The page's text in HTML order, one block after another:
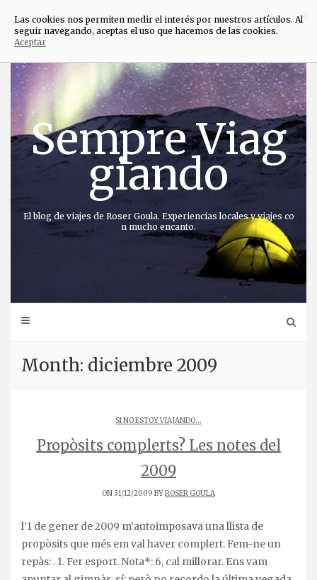
contenido
Sempre Viag
giando
El blog de viajes de Roser Goula. Experiencias locales y viajes co
n mucho encanto.
Month: diciembre 2009
SI NO ESTOY VIAJANDO...
Propòsits complerts? Les notes del
2009
ON 31/12/2009 BYROSER GOULA
l’1 de gener de 2009 m’autoimposava una llista de
propòsits que més em val haver complert. Fem-ne un
repàs: . 1. Fer esport. Nota*: 6, cal millorar. Ens vam
×
Las cookies nos permiten medir el interés por nuestros artículos. Al
seguir navegando, aceptas el uso que hacemos de las cookies.
Aceptar